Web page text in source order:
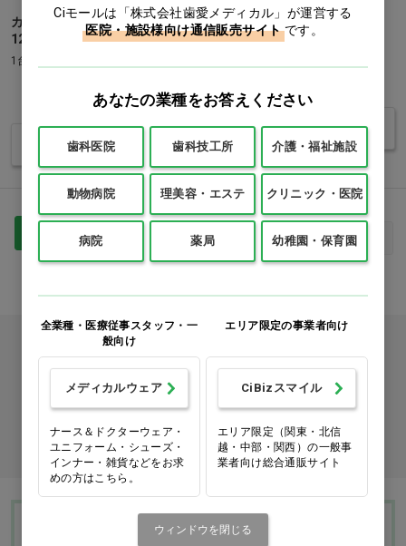
カルテ棚 基本タイプ 幅
120cmタイプ…他
1台
価格：ログイン後表示
バリエーションを見る
カルテラック A4タテ4段…他
1台
バリエーションを見る
前へ 次へ 最後
カタログをご利用のお客様
カタログ請求
商品コード入力でクイックオーダー
Ciモール ウェブ通販のご利用ガイド・ヘル
Ciモールは「株式会社歯愛メディカル」が運営する
医院・施設様向け通信販売サイト です。
あなたの業種をお答えください
歯科医院 歯科技工所 介護・福祉施設
動物病院 理美容・エステ クリニック・医院
病院 薬局 幼稚園・保育園
全業種・医療従事スタッフ・一
般向け
メディカルウェア
ナース＆ドクターウェア・
ユニフォーム・シューズ・
インナー・雑貨などをお求
めの方はこちら。
エリア限定の事業者向け
CiBizスマイル
エリア限定（関東・北信
越・中部・関西）の一般事
業者向け総合通販サイト
ウィンドウを閉じる